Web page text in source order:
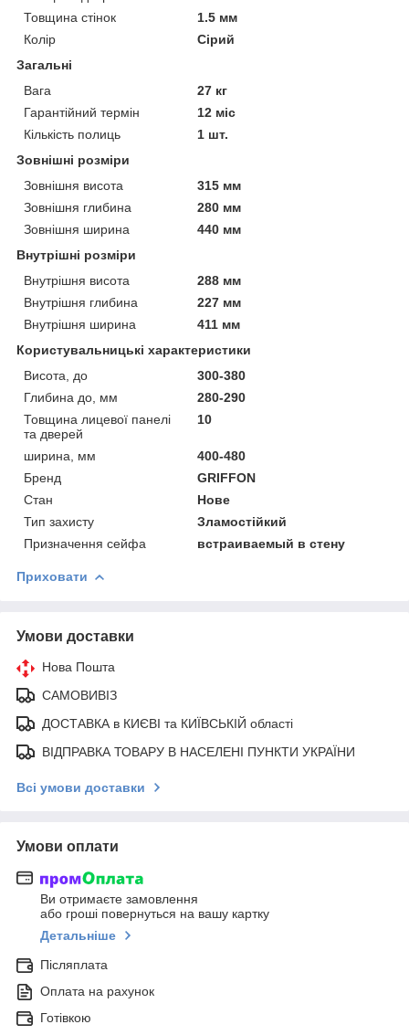
Товщина стінок
1.5 мм
Колір
Сірий
Загальні
Вага
27 кг
Гарантійний термін
12 міс
Кількість полиць
1 шт.
Зовнішні розміри
Зовнішня висота
315 мм
Зовнішня глибина
280 мм
Зовнішня ширина
440 мм
Внутрішні розміри
Внутрішня висота
288 мм
Внутрішня глибина
227 мм
Внутрішня ширина
411 мм
Користувальницькі характеристики
Висота, до
300-380
Глибина до, мм
280-290
Товщина лицевої панелі
та дверей
10
ширина, мм
400-480
Бренд
GRIFFON
Стан
Нове
Тип захисту
Зламостійкий
Призначення сейфа
встраиваемый в стену
Приховати
Умови доставки
Нова Пошта
САМОВИВІЗ
ДОСТАВКА в КИЄВІ та КИЇВСЬКІЙ області
ВІДПРАВКА ТОВАРУ В НАСЕЛЕНІ ПУНКТИ УКРАЇНИ
Всі умови доставки
Умови оплати
Ви отримаєте замовлення
або гроші повернуться на вашу картку
Детальніше
Післяплата
Оплата на рахунок
Готівкою